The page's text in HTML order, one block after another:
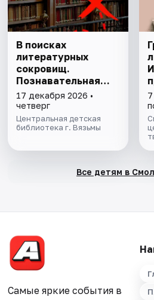
В поисках
литературных
сокровищ.
Познавательная
программа
17 декабря 2026 •
четверг
Центральная детская
библиотека г. Вязьмы
Все детям в
Самые яркие события в